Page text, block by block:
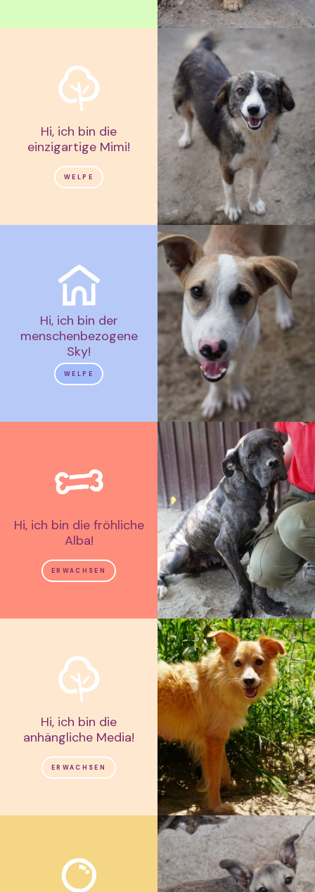
Hi, ich bin die
einzigartige Mimi!
WELPE
Hi, ich bin der
menschenbezogene
Sky!
WELPE
Hi, ich bin die fröhliche
Alba!
ERWACHSEN
Hi, ich bin die
anhängliche Media!
ERWACHSEN